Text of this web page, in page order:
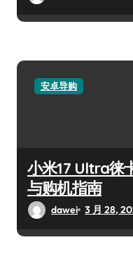
安卓导购
小米17 Ultra徕
与购机指南
dawei 3 月 28,